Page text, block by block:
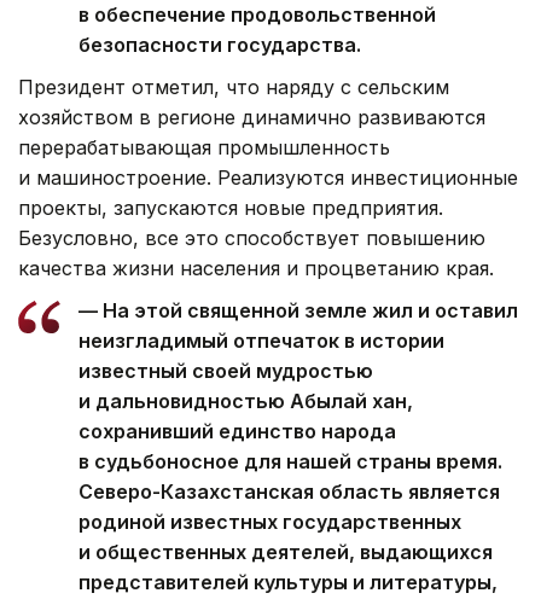
в обеспечение продовольственной
безопасности государства.
Президент отметил, что наряду с сельским
хозяйством в регионе динамично развиваются
перерабатывающая промышленность
и машиностроение. Реализуются инвестиционные
проекты, запускаются новые предприятия.
Безусловно, все это способствует повышению
качества жизни населения и процветанию края.
— На этой священной земле жил и оставил
неизгладимый отпечаток в истории
известный своей мудростью
и дальновидностью Абылай хан,
сохранивший единство народа
в судьбоносное для нашей страны время.
Северо-Казахстанская область является
родиной известных государственных
и общественных деятелей, выдающихся
представителей культуры и литературы,